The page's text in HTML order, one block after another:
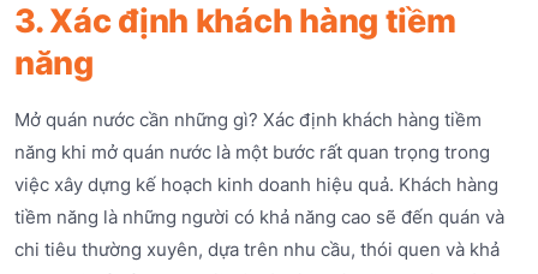
3. Xác định khách hàng tiềm
năng
Mở quán nước cần những gì? Xác định khách hàng tiềm
năng khi mở quán nước là một bước rất quan trọng trong
việc xây dựng kế hoạch kinh doanh hiệu quả. Khách hàng
tiềm năng là những người có khả năng cao sẽ đến quán và
chi tiêu thường xuyên, dựa trên nhu cầu, thói quen và khả